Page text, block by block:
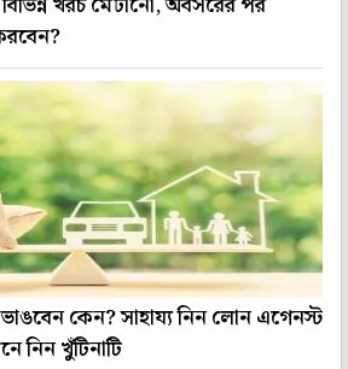
কেন? সাহায্য নিন লোন এগেনস্ট
নিন খুঁটিনাটি